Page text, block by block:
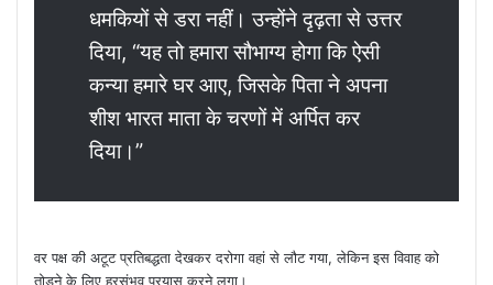
धमकियों से डरा नहीं। उन्होंने दृढ़ता से उत्तर
दिया, “यह तो हमारा सौभाग्य होगा कि ऐसी
कन्या हमारे घर आए, जिसके पिता ने अपना
शीश भारत माता के चरणों में अर्पित कर
दिया।”
वर पक्ष की अटूट प्रतिबद्धता देखकर दरोगा वहां से लौट गया, लेकिन इस विवाह को
तोड़ने के लिए हरसंभव प्रयास करने लगा।